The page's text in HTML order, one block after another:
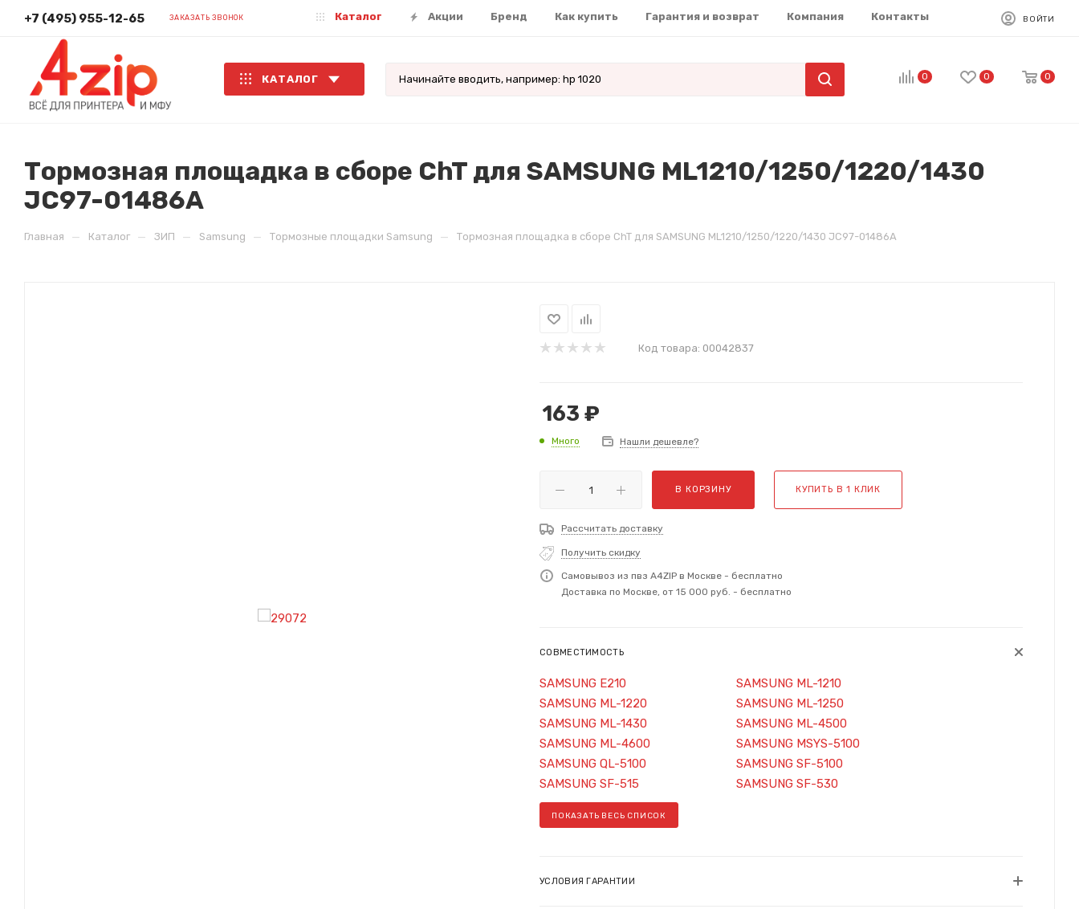
+7 (495) 955-12-65 ЗАКАЗАТЬ ЗВОНОК Каталог Акции Бренд Как купить Гарантия и возврат Компания Контакты ВОЙТИ
КАТАЛОГ 0 0 0
Тормозная площадка в сборе ChT для SAMSUNG ML1210/1250/1220/1430
JC97-01486A
Главная — Каталог — ЗИП — Samsung — Тормозные площадки Samsung — Тормозная площадка в сборе ChT для SAMSUNG ML1210/1250/1220/1430 JC97-01486A
Код товара: 00042837
163 ₽
Много Нашли дешевле?
В КОРЗИНУ КУПИТЬ В 1 КЛИК
Рассчитать доставку
Получить скидку
Самовывоз из пвз A4ZIP в Москве - бесплатно
Доставка по Москве, от 15 000 руб. - бесплатно
СОВМЕСТИМОСТЬ
SAMSUNG E210
SAMSUNG ML-1210
SAMSUNG ML-1220
SAMSUNG ML-1250
SAMSUNG ML-1430
SAMSUNG ML-4500
SAMSUNG ML-4600
SAMSUNG MSYS-5100
SAMSUNG QL-5100
SAMSUNG SF-5100
SAMSUNG SF-515
SAMSUNG SF-530
ПОКАЗАТЬ ВЕСЬ СПИСОК
УСЛОВИЯ ГАРАНТИИ